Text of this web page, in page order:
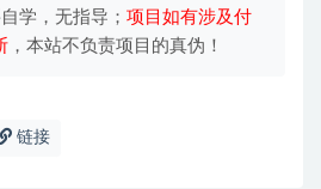
学，无指导； 项目如有涉及付
，本站不负责项目的真伪！
链接